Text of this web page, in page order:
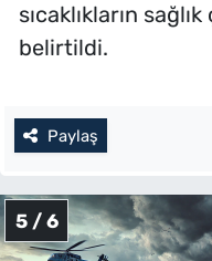
sıcaklıkların
belirtildi.
Paylaş
5 / 6